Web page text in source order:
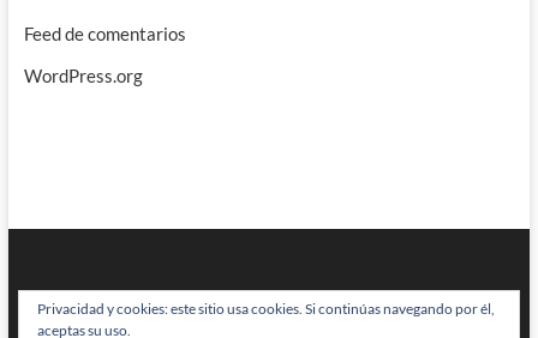
Feed de comentarios
WordPress.org
Privacidad y cookies: este sitio usa cookies. Si continúas navegando por él,
aceptas su uso.